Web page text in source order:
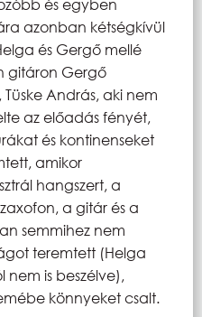
és egyben
azonban kétségkívül
és Gergő mellé
gitáron Gergő
András, aki nem
az előadás fényét,
és kontinenseket
amikor
hangszert, a
a gitár és a
semmihez nem
teremtett (Helga
is beszélve),
könnyeket csalt.